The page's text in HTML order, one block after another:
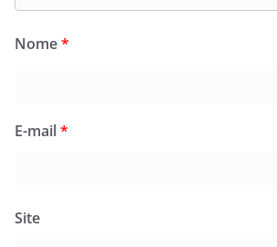
Nome*
E-mail*
Site